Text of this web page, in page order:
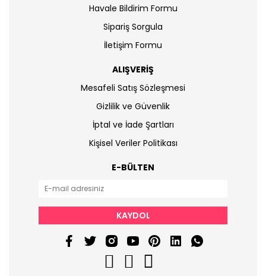
Havale Bildirim Formu
Sipariş Sorgula
İletişim Formu
ALIŞVERİŞ
Mesafeli Satış Sözleşmesi
Gizlilik ve Güvenlik
İptal ve İade Şartları
Kişisel Veriler Politikası
E-BÜLTEN
KAYDOL